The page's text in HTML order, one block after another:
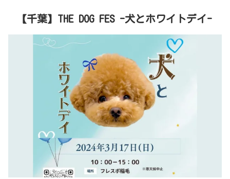
【千葉】THE DOG FES -犬とホワイトデイ-